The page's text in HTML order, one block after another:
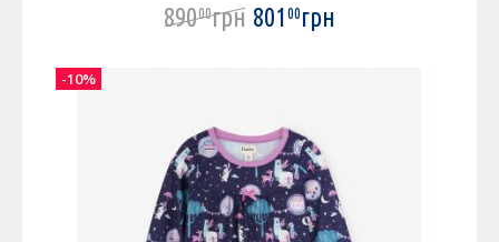
89000грн 80100грн
-10%